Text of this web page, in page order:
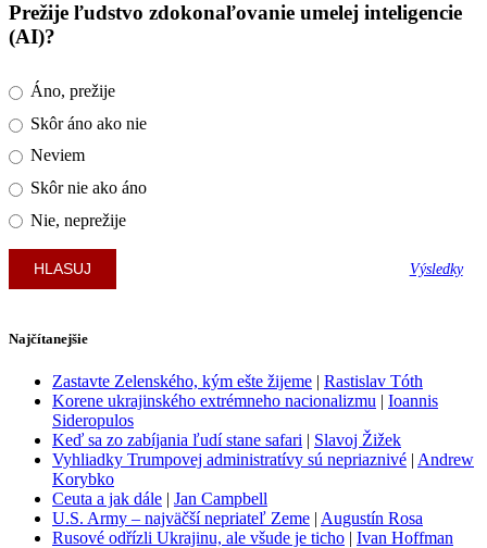
Prežije ľudstvo zdokonaľovanie umelej inteligencie
(AI)?
Áno, prežije
Skôr áno ako nie
Neviem
Skôr nie ako áno
Nie, neprežije
Výsledky
Najčítanejšie
Zastavte Zelenského, kým ešte žijeme | Rastislav Tóth
Korene ukrajinského extrémneho nacionalizmu | Ioannis
Sideropulos
Keď sa zo zabíjania ľudí stane safari | Slavoj Žižek
Vyhliadky Trumpovej administratívy sú nepriaznivé | Andrew
Korybko
Ceuta a jak dále | Jan Campbell
U.S. Army – najväčší nepriateľ Zeme | Augustín Rosa
Rusové odřízli Ukrajinu, ale všude je ticho | Ivan Hoffman